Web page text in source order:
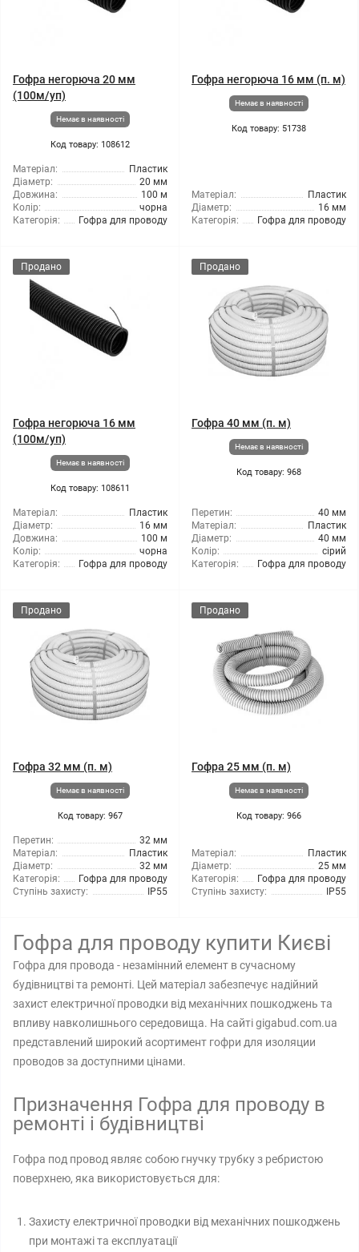
Гофра негорюча 20 мм
(100м/уп)
Немає в наявності
Код товару: 108612
Матеріал:
Пластик
Діаметр:
20 мм
Довжина:
100 м
Колір:
чорна
Категорія:
Гофра для проводу
Гофра негорюча 16 мм (п. м)
Немає в наявності
Код товару: 51738
Матеріал:
Пластик
Діаметр:
16 мм
Категорія:
Гофра для проводу
Продано
Гофра негорюча 16 мм
(100м/уп)
Немає в наявності
Код товару: 108611
Матеріал:
Пластик
Діаметр:
16 мм
Довжина:
100 м
Колір:
чорна
Категорія:
Гофра для проводу
Продано
Гофра 40 мм (п. м)
Немає в наявності
Код товару: 968
Перетин:
40 мм
Матеріал:
Пластик
Діаметр:
40 мм
Колір:
сірий
Категорія:
Гофра для проводу
Продано
Гофра 32 мм (п. м)
Немає в наявності
Код товару: 967
Перетин:
32 мм
Матеріал:
Пластик
Діаметр:
32 мм
Категорія:
Гофра для проводу
Ступінь захисту:
IP55
Продано
Гофра 25 мм (п. м)
Немає в наявності
Код товару: 966
Матеріал:
Пластик
Діаметр:
25 мм
Категорія:
Гофра для проводу
Ступінь захисту:
IP55
Гофра для проводу купити Києві
Гофра для провода - незамінний елемент в сучасному
будівництві та ремонті. Цей матеріал забезпечує надійний
захист електричної проводки від механічних пошкоджень та
впливу навколишнього середовища. На сайті gigabud.com.ua
представлений широкий асортимент гофри для изоляции
проводов за доступними цінами.
Призначення Гофра для проводу в
ремонті і будівництві
Гофра под провод являє собою гнучку трубку з ребристою
поверхнею, яка використовується для:
Захисту електричної проводки від механічних пошкоджень
при монтажі та експлуатації